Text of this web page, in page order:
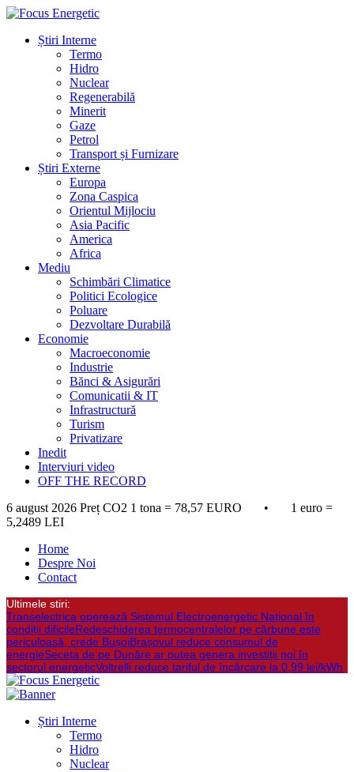
Știri Interne
Termo
Hidro
Nuclear
Regenerabilă
Minerit
Gaze
Petrol
Transport și Furnizare
Știri Externe
Europa
Zona Caspica
Orientul Mijlociu
Asia Pacific
America
Africa
Mediu
Schimbări Climatice
Politici Ecologice
Poluare
Dezvoltare Durabilă
Economie
Macroeconomie
Industrie
Bănci & Asigurări
Comunicatii & IT
Infrastructură
Turism
Privatizare
Inedit
Interviuri video
OFF THE RECORD
6 august 2026 Preț CO2 1 tona = 78,57 EURO • 1 euro =
5,2489 LEI
Home
Despre Noi
Contact
Ultimele stiri:
Transelectrica opereazã Sistemul Electroenergetic Național în
condiții dificileRedeschiderea termocentralelor pe cărbune este
periculoasă, crede BușoiBrașovul reduce consumul de
energieSeceta de pe Dunăre ar putea genera investiții noi în
sectorul energeticVoltrelli reduce tariful de încărcare la 0,99 lei/kWh
Știri Interne
Termo
Hidro
Nuclear